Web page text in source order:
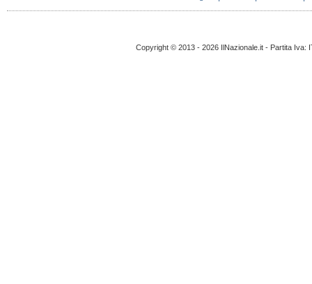
Copyright © 2013 - 2026 IlNazionale.it - Partita Iva: